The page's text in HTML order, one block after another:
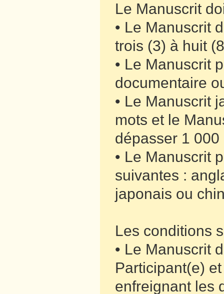
Le Manuscrit
• Le Manuscrit
trois (3) à huit
• Le Manuscrit
documentaire
• Le Manuscrit
mots et le
dépasser 1 000
• Le Manuscrit
suivantes :
japonais ou
Les conditions
• Le Manuscrit
Participant(e)
enfreignant les